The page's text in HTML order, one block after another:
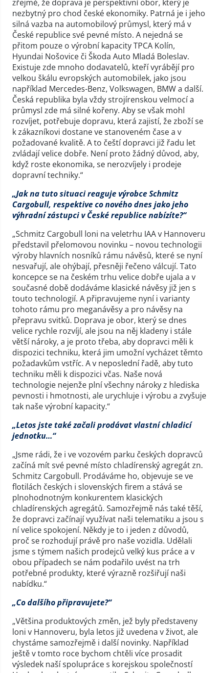
zřejmé, že doprava je perspektivní obor, který je
nezbytný pro chod české ekonomiky. Patrná je i jeho
silná vazba na automobilový průmysl, který má v
České republice své pevné místo. A nejedná se
přitom pouze o výrobní kapacity TPCA Kolín,
Hyundai Nošovice či Škoda Auto Mladá Boleslav.
Existuje zde mnoho dodavatelů, kteří vyrábějí pro
velkou škálu evropských automobilek, jako jsou
například Mercedes-Benz, Volkswagen, BMW a další.
Česká republika byla vždy strojírenskou velmocí a
průmysl zde má silné kořeny. Aby se však mohl
rozvíjet, potřebuje dopravu, která zajistí, že zboží se
k zákazníkovi dostane ve stanoveném čase a v
požadované kvalitě. A to čeští dopravci již řadu let
zvládají velice dobře. Není proto žádný důvod, aby,
když roste ekonomika, se nerozvíjely i prodeje
dopravní techniky.“
„Jak na tuto situaci reaguje výrobce Schmitz
Cargobull, respektive co nového dnes jako jeho
výhradní zástupci v České republice nabízíte?“
„Schmitz Cargobull loni na veletrhu IAA v Hannoveru
představil přelomovou novinku – novou technologii
výroby hlavních nosníků rámu návěsů, které se nyní
nesvařují, ale ohýbají, přesněji řečeno válcují. Tato
koncepce se na českém trhu velice dobře ujala a v
současné době dodáváme klasické návěsy již jen s
touto technologií. A připravujeme nyní i varianty
tohoto rámu pro meganávěsy a pro návěsy na
přepravu svitků. Doprava je obor, který se dnes
velice rychle rozvíjí, ale jsou na něj kladeny i stále
větší nároky, a je proto třeba, aby dopravci měli k
dispozici techniku, která jim umožní vycházet těmto
požadavkům vstříc. A v neposlední řadě, aby tuto
techniku měli k dispozici včas. Naše nová
technologie nejenže plní všechny nároky z hlediska
pevnosti i hmotnosti, ale urychluje i výrobu a zvyšuje
tak naše výrobní kapacity.“
„Letos jste také začali prodávat vlastní chladicí
jednotku…“
„Jsme rádi, že i ve vozovém parku českých dopravců
začíná mít své pevné místo chladírenský agregát zn.
Schmitz Cargobull. Prodáváme ho, objevuje se ve
flotilách českých i slovenských firem a stává se
plnohodnotným konkurentem klasických
chladírenských agregátů. Samozřejmě nás také těší,
že dopravci začínají využívat naši telematiku a jsou s
ní velice spokojení. Někdy je to i jeden z důvodů,
proč se rozhodují právě pro naše vozidla. Udělali
jsme s týmem našich prodejců velký kus práce a v
obou případech se nám podařilo uvést na trh
potřebné produkty, které výrazně rozšiřují naši
nabídku.“
„Co dalšího připravujete?“
„Většina produktových změn, jež byly představeny
loni v Hannoveru, byla letos již uvedena v život, ale
chystáme samozřejmě i další novinky. Například
ještě v tomto roce bychom chtěli více prosadit
výsledek naší spolupráce s korejskou společností